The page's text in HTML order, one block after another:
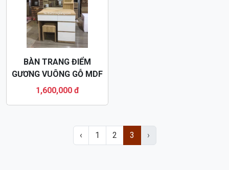
BÀN TRANG ĐIỂM
GƯƠNG VUÔNG GỖ MDF
BTD10
1,600,000 đ
‹ 1 2 3 ›